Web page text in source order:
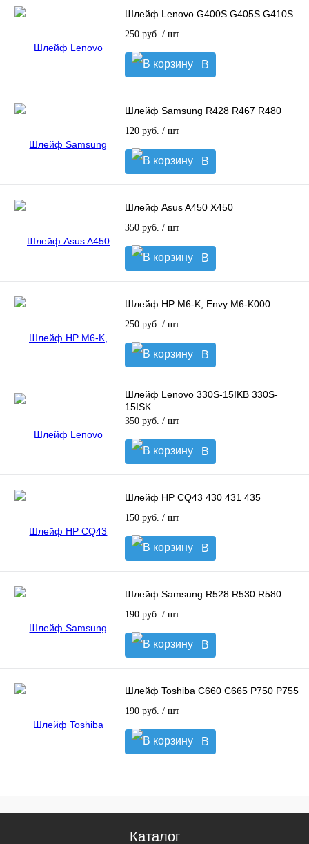
Шлейф Lenovo G400S G405S G410S
250 руб. / шт
В
корзину
Шлейф Samsung R428 R467 R480
120 руб. / шт
В
корзину
Шлейф Asus A450 X450
350 руб. / шт
В
корзину
Шлейф HP M6-K, Envy M6-K000
250 руб. / шт
В
корзину
Шлейф Lenovo 330S-15IKB 330S-
15ISK
350 руб. / шт
В
корзину
Шлейф HP CQ43 430 431 435
150 руб. / шт
В
корзину
Шлейф Samsung R528 R530 R580
190 руб. / шт
В
корзину
Шлейф Toshiba C660 C665 P750 P755
190 руб. / шт
В
корзину
Каталог